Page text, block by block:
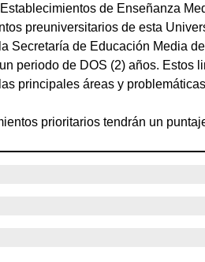
de Enseñanza
preuniversitarios de esta
Secretaría de Educación Media
periodo de DOS (2) años.
principales áreas y
prioritarios tendrán un